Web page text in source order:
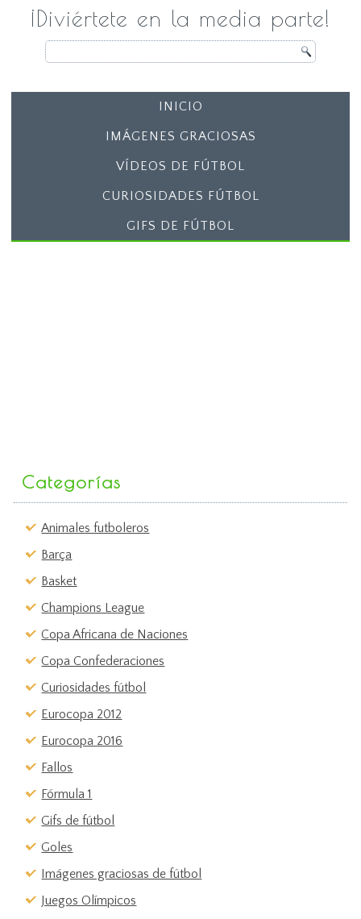
¡Diviértete en la media parte!
INICIO
IMÁGENES GRACIOSAS
VÍDEOS DE FÚTBOL
CURIOSIDADES FÚTBOL
GIFS DE FÚTBOL
Categorías
Animales futboleros
Barça
Basket
Champions League
Copa Africana de Naciones
Copa Confederaciones
Curiosidades fútbol
Eurocopa 2012
Eurocopa 2016
Fallos
Fórmula 1
Gifs de fútbol
Goles
Imágenes graciosas de fútbol
Juegos Olímpicos